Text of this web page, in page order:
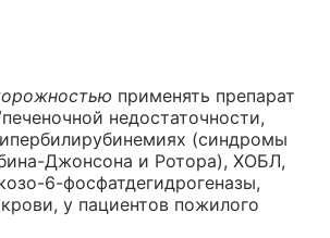
применять препарат
недостаточности,
(синдромы
Джонсона и Ротора), ХОБЛ,
6-фосфатдегидрогеназы,
у пациентов пожилого